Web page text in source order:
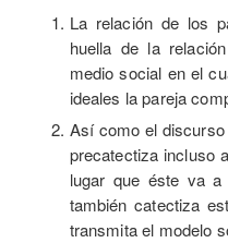
La relación de los
huella de la
medio social en el
ideales la pareja
Así como el
precatectiza incluso
lugar que éste va
también catectiza
transmita el modelo